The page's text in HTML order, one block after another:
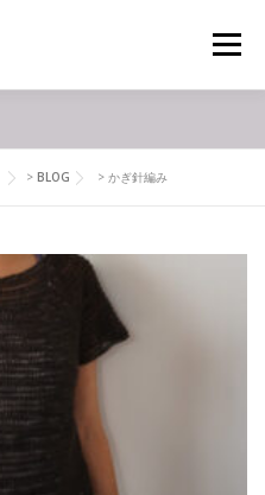
メニュー
> BLOG > かぎ針編み